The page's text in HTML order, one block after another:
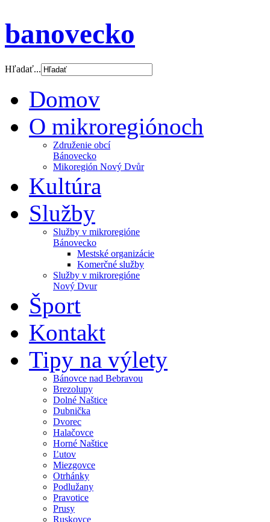
banovecko
Hľadať...
Domov
O mikroregiónoch
Združenie obcí
Bánovecko
Mikoregión Nový Dvůr
Kultúra
Služby
Služby v mikroregióne
Bánovecko
Mestské organizácie
Komerčné služby
Služby v mikroregióne
Nový Dvur
Šport
Kontakt
Tipy na výlety
Bánovce nad Bebravou
Brezolupy
Dolné Naštice
Dubnička
Dvorec
Halačovce
Horné Naštice
Ľutov
Miezgovce
Otrhánky
Podlužany
Pravotice
Prusy
Ruskovce